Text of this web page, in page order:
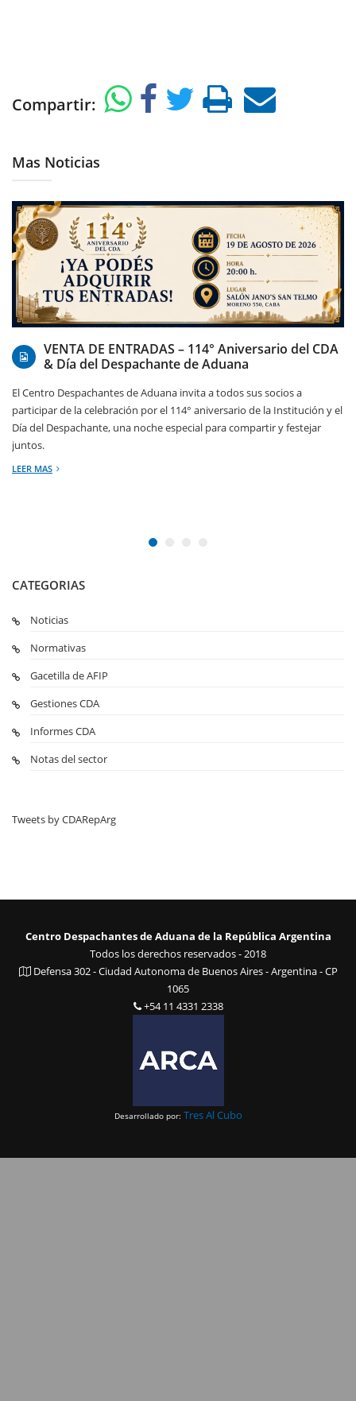
Compartir:
Mas Noticias
07/08/2026
VENTA DE ENTRADAS – 114° Aniversario del CDA
& Día del Despachante de Aduana
El Centro Despachantes de Aduana invita a todos sus socios a
participar de la celebración por el 114° aniversario de la Institución y el
Día del Despachante, una noche especial para compartir y festejar
juntos.
LEER MAS
CATEGORIAS
Noticias
Normativas
Gacetilla de AFIP
Gestiones CDA
Informes CDA
Notas del sector
Tweets by CDARepArg
Centro Despachantes de Aduana de la República Argentina
Todos los derechos reservados - 2018
Defensa 302 - Ciudad Autonoma de Buenos Aires - Argentina - CP
1065
+54 11 4331 2338
Desarrollado por: Tres Al Cubo